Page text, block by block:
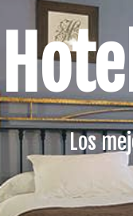
Los